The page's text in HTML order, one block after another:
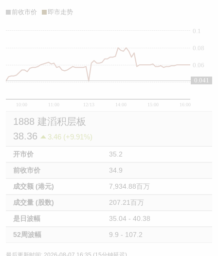
前收市价 即市走势
10:00 11:00 12/13 14:00 15:00 16:00
0.04
0.06
0.08
0.1
0.041
1888 建滔积层板
38.36
3.46 (+9.91%)
开市价 35.2
前收市价 34.9
成交额 (港元) 7,934.88百万
成交量 (股数) 207.21百万
是日波幅 35.04 - 40.38
52周波幅 9.9 - 107.2